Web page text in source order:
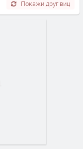
Покажи друг виц